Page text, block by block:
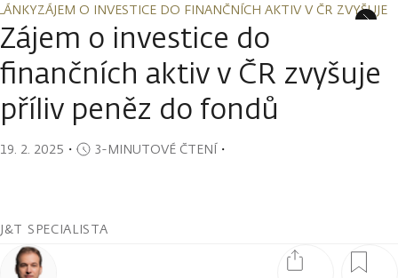
ZÁJEM O INVESTICE DO FINANČNÍCH AKTIV V ČR ZVYŠUJE
Zájem o investice do
finančních aktiv v ČR zvyšuje
příliv peněz do fondů
19. 2. 2025 ・ 3-MINUTOVÉ ČTENÍ・
J&T SPECIALISTA